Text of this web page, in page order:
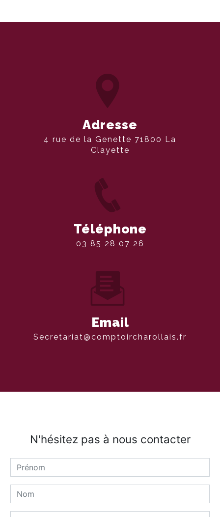
Adresse
4 rue de la Genette 71800 La
Clayette
Téléphone
03 85 28 07 26
Email
secretariat@comptoircharollais.fr
N'hésitez pas à nous contacter